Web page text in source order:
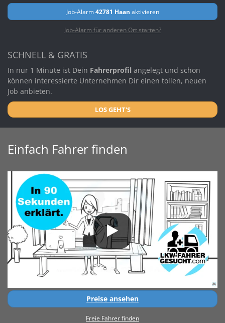
Job-Alarm42781 Haan aktivieren
Job-Alarm für anderen Ort starten?
SCHNELL & GRATIS
In nur 1 Minute ist Dein Fahrerprofil angelegt und schon
können interessierte Unternehmen Dir einen tollen, neuen
Job anbieten.
LOS GEHT'S
Einfach Fahrer finden
Preise ansehen
Freie Fahrer finden